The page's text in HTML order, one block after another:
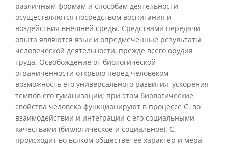
различным формам и способам деятельности
осуществляются посредством воспитания и
воздействия внешней среды. Средствами передачи
опыта являются язык и опредмеченные результаты
человеческой деятельности, прежде всего орудия
труда. Освобождение от биологической
ограниченности открыло перед человеком
возможность его универсального развития, ускорения
темпов его гуманизации; при этом биологические
свойства человека функционируют в процессе С. во
взаимодействии и интеграции с его социальными
качествами (биологическое и социальное). С.
происходит во всяком обществе; ее характер и мера